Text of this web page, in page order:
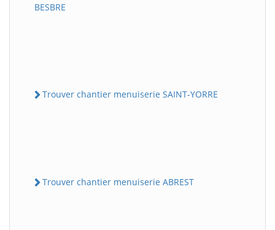
BESBRE
Trouver chantier menuiserie SAINT-YORRE
Trouver chantier menuiserie ABREST